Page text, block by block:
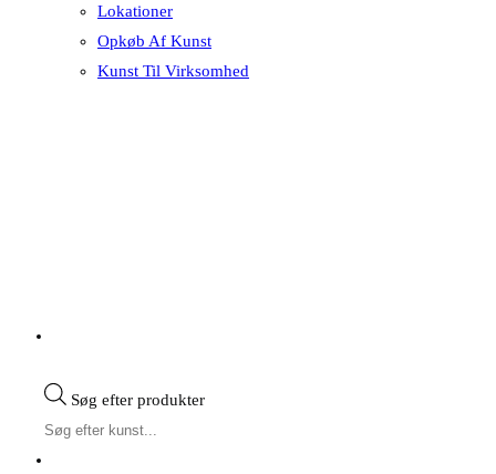
Lokationer
Opkøb Af Kunst
Kunst Til Virksomhed
Søg efter produkter